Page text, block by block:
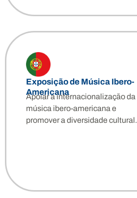
Exposição de Música Ibero-
Americana
Apoiar a internacionalização da
música ibero-americana e
promover a diversidade cultural.